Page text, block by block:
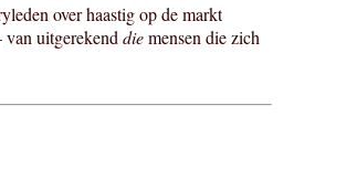
over haastig op de markt
uitgerekend diemensen die zich